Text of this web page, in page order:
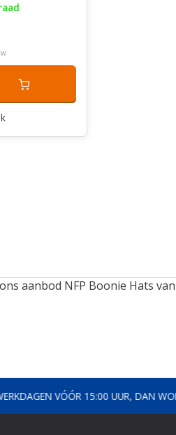
aanbod NFP Boonie Hats
VÓÓR 15:00 UUR, DAN WORDT